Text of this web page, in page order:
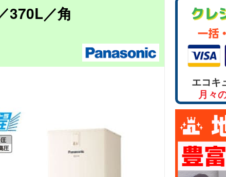
370L／角
クレ
エコキ
月々